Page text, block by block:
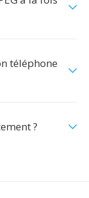
téléphone
?